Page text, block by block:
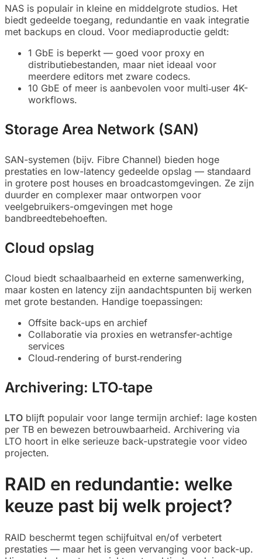
NAS is populair in kleine en middelgrote studios. Het
biedt gedeelde toegang, redundantie en vaak integratie
met backups en cloud. Voor mediaproductie geldt:
1 GbE is beperkt — goed voor proxy en
distributiebestanden, maar niet ideaal voor
meerdere editors met zware codecs.
10 GbE of meer is aanbevolen voor multi‑user 4K-
workflows.
Storage Area Network (SAN)
SAN-systemen (bijv. Fibre Channel) bieden hoge
prestaties en low-latency gedeelde opslag — standaard
in grotere post houses en broadcastomgevingen. Ze zijn
duurder en complexer maar ontworpen voor
veelgebruikers-omgevingen met hoge
bandbreedtebehoeften.
Cloud opslag
Cloud biedt schaalbaarheid en externe samenwerking,
maar kosten en latency zijn aandachtspunten bij werken
met grote bestanden. Handige toepassingen:
Offsite back-ups en archief
Collaboratie via proxies en wetransfer-achtige
services
Cloud‑rendering of burst‑rendering
Archivering: LTO‑tape
LTO blijft populair voor lange termijn archief: lage kosten
per TB en bewezen betrouwbaarheid. Archivering via
LTO hoort in elke serieuze back-upstrategie voor video
projecten.
RAID en redundantie: welke
keuze past bij welk project?
RAID beschermt tegen schijfuitval en/of verbetert
prestaties — maar het is geen vervanging voor back-up.